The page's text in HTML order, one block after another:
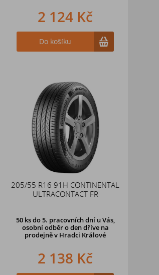
2 124 Kč
Do košíku
205/55 R16 91H CONTINENTAL
ULTRACONTACT FR
50 ks do 5. pracovních dní u Vás,
osobní odběr o den dříve na
prodejněv Hradci Králové
2 138 Kč